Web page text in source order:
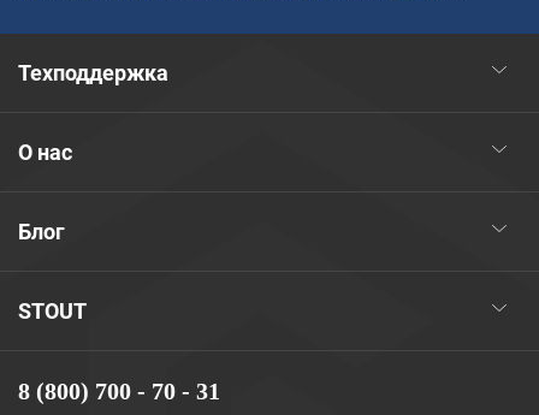
8 (800) 700 - 70 - 31
STOUT
Блог
О нас
Техподдержка